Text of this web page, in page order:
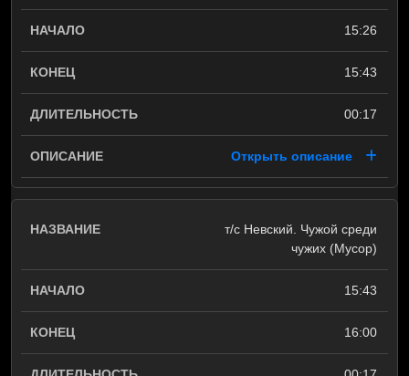
15:26
15:43
00:17
Открыть описание
т/с Невский. Чужой среди
чужих (Мусор)
15:43
16:00